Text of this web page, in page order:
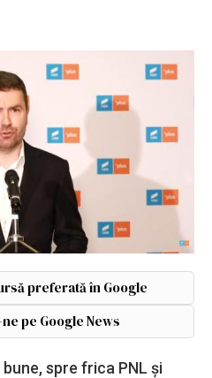
preferată în Google
pe Google News
spre frica PNL şi